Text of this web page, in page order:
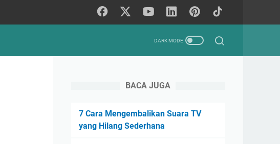
BACA JUGA
7 Cara Mengembalikan Suara TV
yang Hilang Sederhana